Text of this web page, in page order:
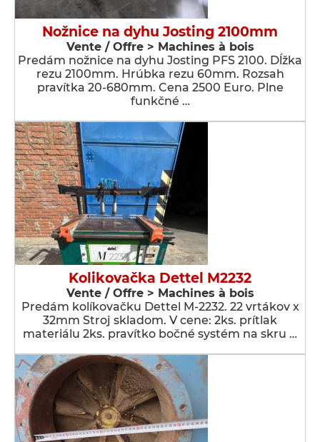
Nožnice na dyhu Josting 2100mm
Vente / Offre > Machines à bois
Predám nožnice na dyhu Josting PFS 2100. Dĺžka
rezu 2100mm. Hrúbka rezu 60mm. Rozsah
pravítka 20-680mm. Cena 2500 Euro. Plne
funkčné …
Kolikovačka Dettel M2232
Vente / Offre > Machines à bois
Predám kolíkovačku Dettel M-2232. 22 vrtákov x
32mm Stroj skladom. V cene: 2ks. prítlak
materiálu 2ks. pravítko bočné systém na skru …